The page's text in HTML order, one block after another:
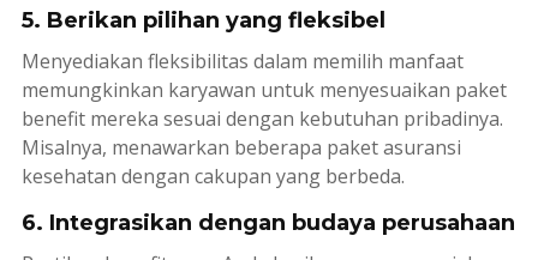
5. Berikan pilihan yang fleksibel
Menyediakan fleksibilitas dalam memilih manfaat
memungkinkan karyawan untuk menyesuaikan paket
benefit mereka sesuai dengan kebutuhan pribadinya.
Misalnya, menawarkan beberapa paket asuransi
kesehatan dengan cakupan yang berbeda.
6. Integrasikan dengan budaya perusahaan